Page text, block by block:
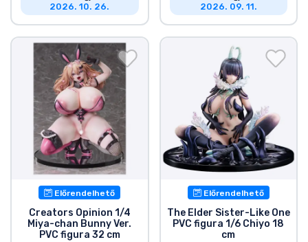
2026. 10. 26.
2026. 09. 11.
Előrendelhető
Creators Opinion 1/4
Miya-chan Bunny Ver.
PVC figura 32 cm
Előrendelhető
The Elder Sister-Like One
PVC figura 1/6 Chiyo 18
cm